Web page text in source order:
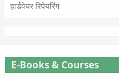
हार्डवेयर रिपेयरिंग
E-Books & Courses